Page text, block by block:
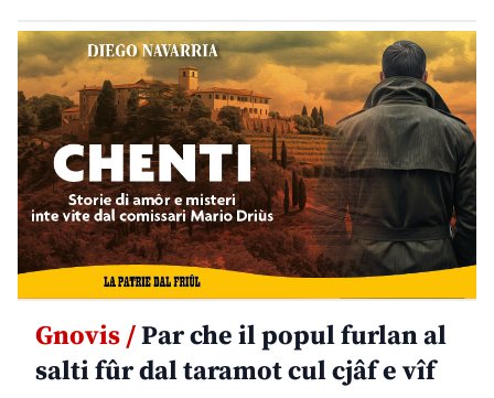
Gnovis /Par che il popul furlan al
salti fûr dal taramot cul cjâf e vîf